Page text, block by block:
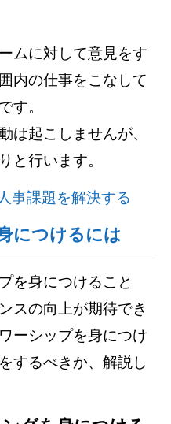
ムに対して意見をす
内の仕事をこなして
す。
は起こしませんが、
と行います。
事課題を解決する
につけるには
を身につけること
スの向上が期待でき
ーシップを身につけ
するべきか、解説し